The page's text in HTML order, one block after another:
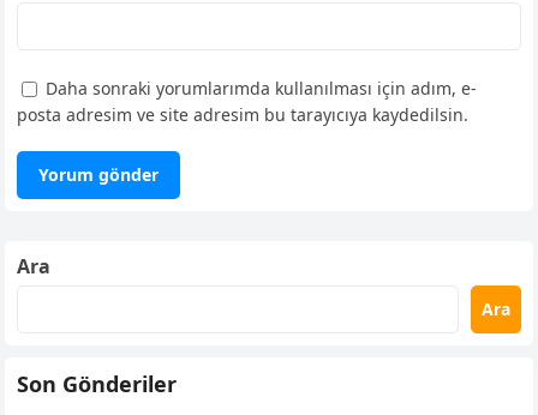
Daha sonraki yorumlarımda kullanılması için adım, e-
posta adresim ve site adresim bu tarayıcıya kaydedilsin.
Ara
Ara
Son Gönderiler